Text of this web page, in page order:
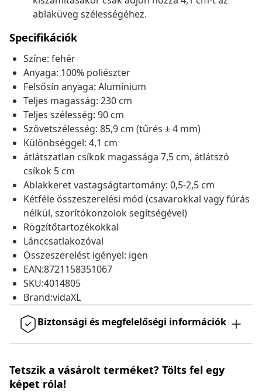
ablaküveg szélességéhez.
Specifikációk
Színe: fehér
Anyaga: 100% poliészter
Felsősín anyaga: Alumínium
Teljes magasság: 230 cm
Teljes szélesség: 90 cm
Szövetszélesség: 85,9 cm (tűrés ± 4 mm)
Különbséggel: 4,1 cm
átlátszatlan csíkok magassága 7,5 cm, átlátszó
csíkok 5 cm
Ablakkeret vastagságtartomány: 0,5-2,5 cm
Kétféle összeszerelési mód (csavarokkal vagy fúrás
nélkül, szorítókonzolok segítségével)
Rögzítőtartozékokkal
Lánccsatlakozóval
Összeszerelést igényel: igen
EAN:8721158351067
SKU:4014805
Brand:vidaXL
Biztonsági és megfelelőségi információk
Tetszik a vásárolt terméket? Tölts fel egy
képet róla!